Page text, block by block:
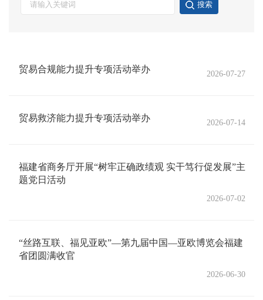
搜索
贸易合规能力提升专项活动举办 2026-07-27
贸易救济能力提升专项活动举办 2026-07-14
福建省商务厅开展“树牢正确政绩观 实干笃行促发展”主
题党日活动
2026-07-02
“丝路互联、福见亚欧”—第九届中国—亚欧博览会福建
省团圆满收官
2026-06-30